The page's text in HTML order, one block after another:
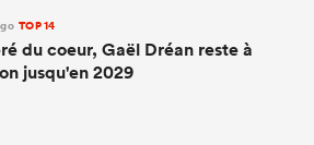
TOP 14
du coeur, Gaël Dréan reste à
jusqu'en 2029